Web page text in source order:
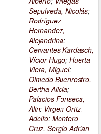
Sepulveda, Nicolás;
Rodríguez
Hernandez,
Alejandrina;
Cervantes Kardasch,
Víctor Hugo; Huerta
Viera, Miguel;
Olmedo Buenrostro,
Bertha Alicia;
Palacios Fonseca,
Alin; Virgen Ortiz,
Adolfo; Montero
Cruz, Sergio Adrian